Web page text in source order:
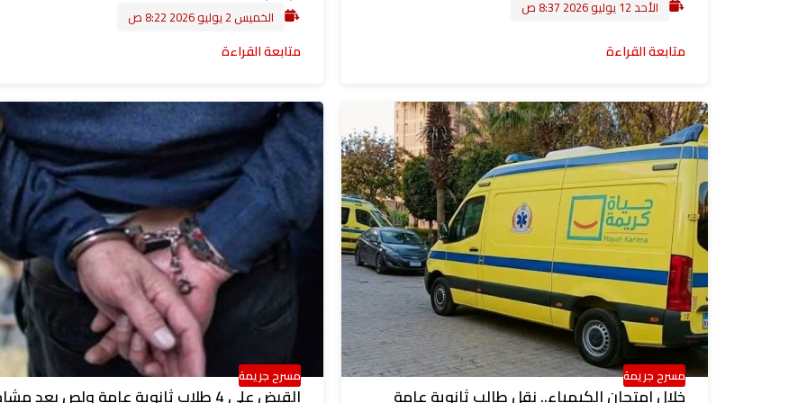
الأحد 12 يوليو 2026 8:37 ص
متابعة القراءة
الخميس 2 يوليو 2026 8:22 ص
متابعة القراءة
مسرح جريمة
خلال امتحان الكيمياء.. نقل طالب ثانوية عامة
مسرح جريمة
القبض على 4 طلاب ثانوية عامة ولص بعد